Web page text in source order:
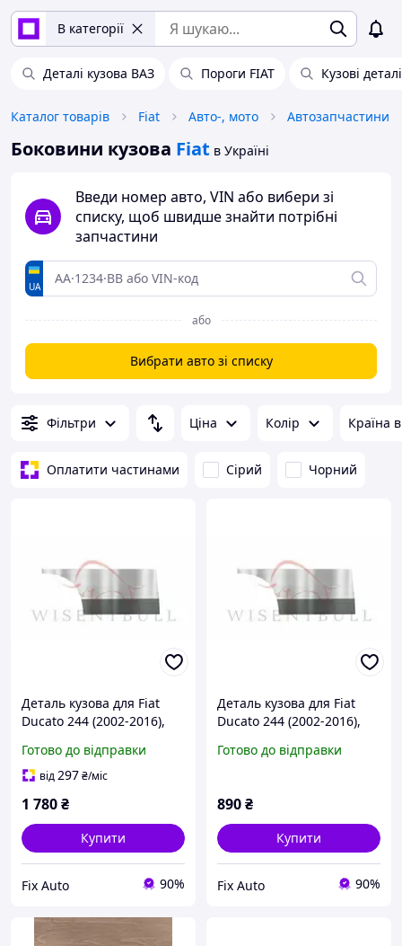
В категорії
Деталі кузова ВАЗ Пороги FIAT Кузові
Каталог товарів Fiat Авто-, мото Автозапчастини
Боковини кузова Fiat в Україні
Введи номер авто, VIN або вибери зі
списку, щоб швидше знайти потрібні
запчастини
UA
або
Вибрати авто зі списку
Фільтри Ціна Колір Країна
Оплатити частинами Сірий Чорний
Деталь кузова для Fiat
Ducato 244 (2002-2016),
Оцинкована сталь 1.2 mm
Готово до відправки
від297₴/міс
1 780₴
Купити
Fix Auto 90%
Деталь кузова для Fiat
Ducato 244 (2002-2016),
Оцинкована сталь 1.2 mm
Готово до відправки
890₴
Купити
Fix Auto 90%